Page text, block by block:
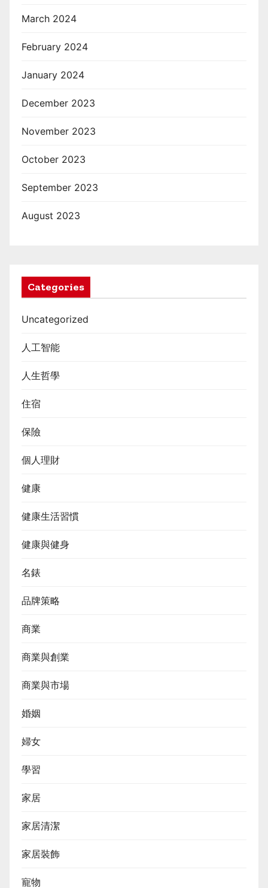
March 2024
February 2024
January 2024
December 2023
November 2023
October 2023
September 2023
August 2023
Categories
Uncategorized
人工智能
人生哲學
住宿
保險
個人理財
健康
健康生活習慣
健康與健身
名錶
品牌策略
商業
商業與創業
商業與市場
婚姻
婦女
學習
家居
家居清潔
家居裝飾
寵物